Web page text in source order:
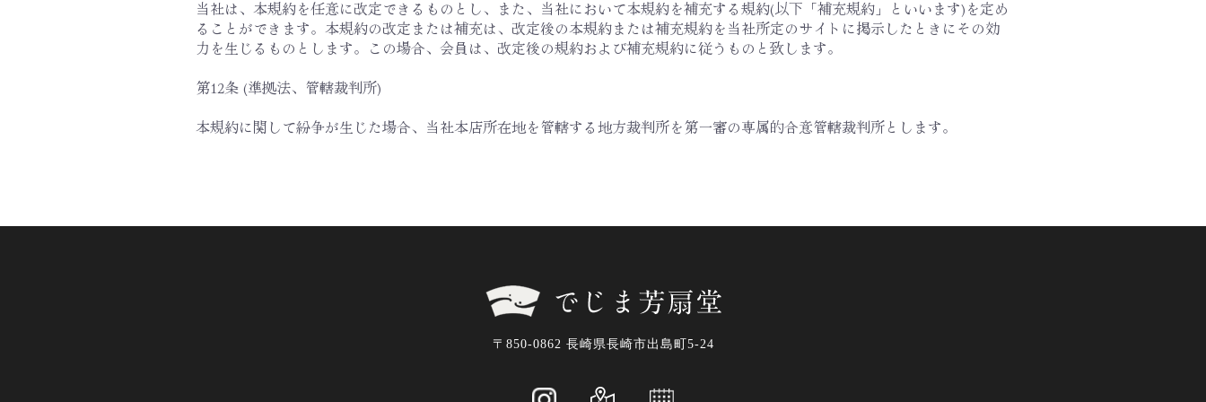
当社は、本規約を任意に改定できるものとし、また、当社において本規約を補充する規約(以下「補充規約」といいます)を定め
ることができます。本規約の改定または補充は、改定後の本規約または補充規約を当社所定のサイトに掲示したときにその効
力を生じるものとします。この場合、会員は、改定後の規約および補充規約に従うものと致します。
第12条 (準拠法、管轄裁判所)
本規約に関して紛争が生じた場合、当社本店所在地を管轄する地方裁判所を第一審の専属的合意管轄裁判所とします。
〒850-0862 長崎県長崎市出島町5-24